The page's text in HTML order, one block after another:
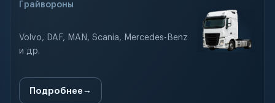
Грайвороны
Volvo, DAF, MAN, Scania, Mercedes-Benz
и др.
Подробнее